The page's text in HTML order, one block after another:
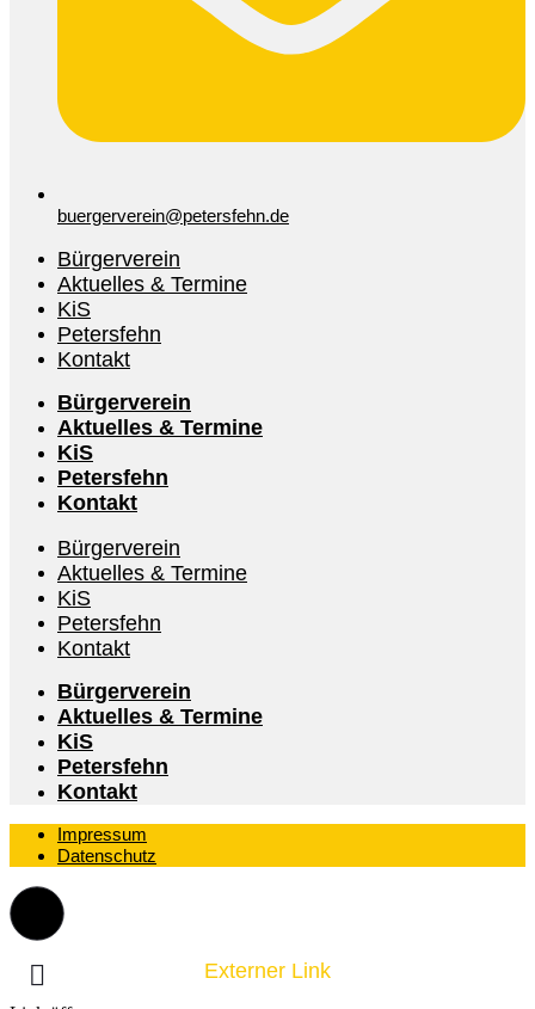
buergerverein@petersfehn.de
Bürgerverein
Aktuelles & Termine
KiS
Petersfehn
Kontakt
Bürgerverein
Aktuelles & Termine
KiS
Petersfehn
Kontakt
Bürgerverein
Aktuelles & Termine
KiS
Petersfehn
Kontakt
Bürgerverein
Aktuelles & Termine
KiS
Petersfehn
Kontakt
Impressum
Datenschutz
Externer Link